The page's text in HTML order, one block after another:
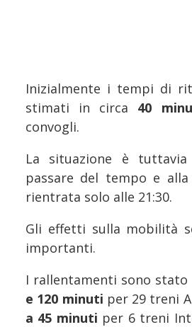
Inizialmente i tempi di
stimati in circa 40
convogli.
La situazione è
passare del tempo e
rientrata solo alle 21:30.
Gli effetti sulla mobilità
importanti.
I rallentamenti sono stato
e 120 minuti per 29 treni
a 45 minuti per 6 treni